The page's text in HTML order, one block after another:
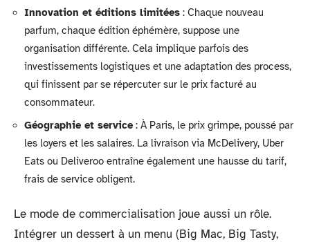
Innovation et éditions limitées : Chaque nouveau
parfum, chaque édition éphémère, suppose une
organisation différente. Cela implique parfois des
investissements logistiques et une adaptation des process,
qui finissent par se répercuter sur le prix facturé au
consommateur.
Géographie et service: À Paris, le prix grimpe, poussé par
les loyers et les salaires. La livraison via McDelivery, Uber
Eats ou Deliveroo entraîne également une hausse du tarif,
frais de service obligent.
Le mode de commercialisation joue aussi un rôle.
Intégrer un dessert à un menu (Big Mac, Big Tasty,